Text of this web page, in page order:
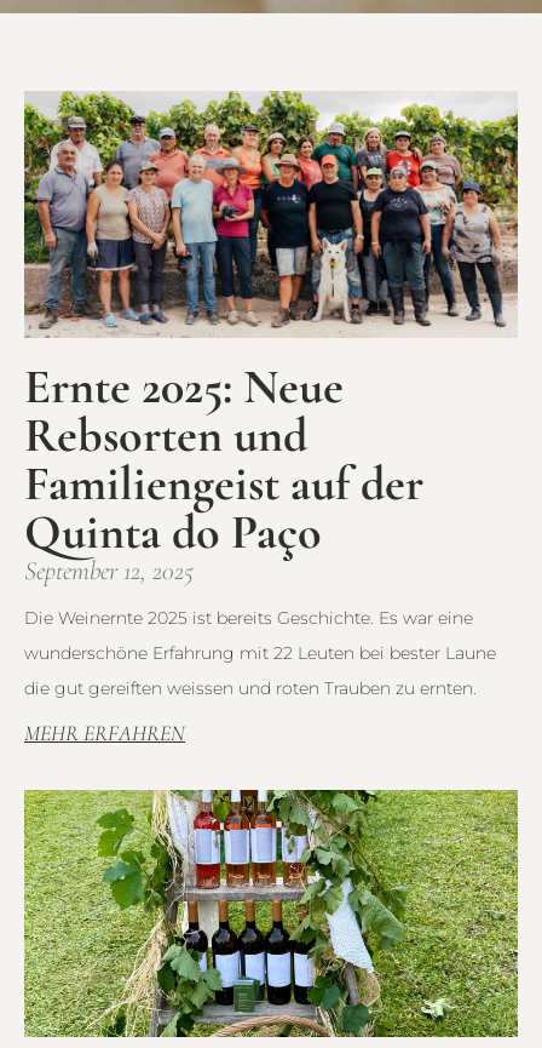
Ernte 2025: Neue
Rebsorten und
Familiengeist auf der
Quinta do Paço
September 12, 2025
Die Weinernte 2025 ist bereits Geschichte. Es war eine
wunderschöne Erfahrung mit 22 Leuten bei bester Laune
die gut gereiften weissen und roten Trauben zu ernten.
MEHR ERFAHREN